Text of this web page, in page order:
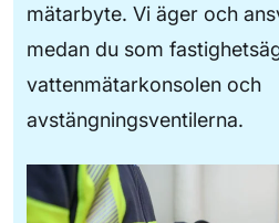
mätarbyte. Vi äger och
medan du som
vattenmätarkonsolen och
avstängningsventilerna.